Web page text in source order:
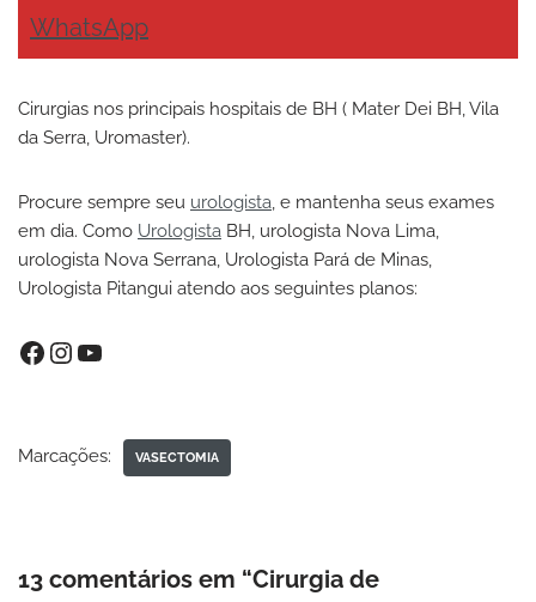
WhatsApp
Cirurgias nos principais hospitais de BH ( Mater Dei BH, Vila
da Serra, Uromaster).
Procure sempre seu urologista , e mantenha seus exames
em dia. Como Urologista BH, urologista Nova Lima,
urologista Nova Serrana, Urologista Pará de Minas,
Urologista Pitangui atendo aos seguintes planos:
Marcações: VASECTOMIA
13 comentários em “Cirurgia de